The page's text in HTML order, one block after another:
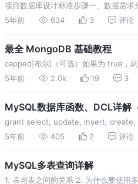
项目数据库设计标准步骤一、数据需
上点就可以，$\color{red}鼠标右键取
5年前 634 3 评论
最全 MongoDB 基础教程
capped|布尔|（可选）如果为 true，
当该值为 true 时，必须指定 size 参
5年前 2.0k 19 3
MySQL数据库函数、DCL详解
grant select, update, insert, create,
形式存在，以某种数据结构存储特定的
5年前 405 2 评论
MySQL多表查询详解
1. 表与表之间的关系 2. 为什么要使用